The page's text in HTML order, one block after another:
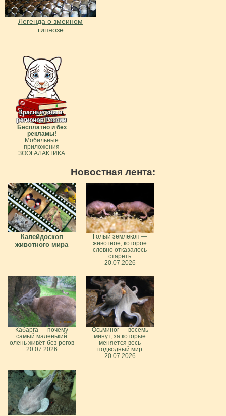
Легенда о змеином
гипнозе
Бесплатно и без
рекламы!
Мобильные
приложения
ЗООГАЛАКТИКА
Новостная лента:
Калейдоскоп
животного мира
Голый землекоп —
животное, которое
словно отказалось
стареть
20.07.2026
Кабарга — почему
самый маленький
олень живёт без рогов
20.07.2026
Осьминог — восемь
минут, за которые
меняется весь
подводный мир
20.07.2026